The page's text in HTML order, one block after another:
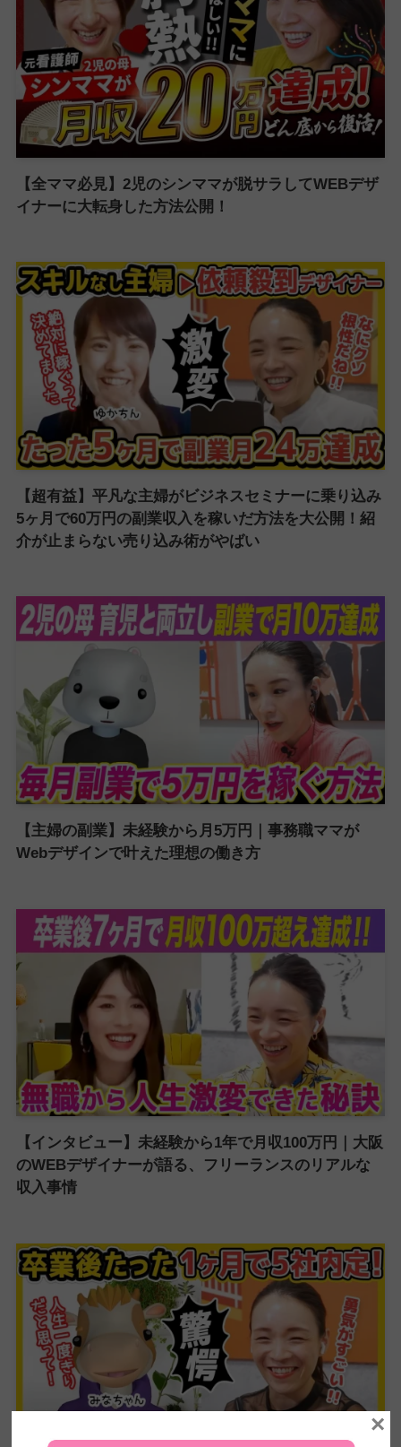
【全ママ必見】2児のシンママが脱サラしてWEBデザ
イナーに大転身した方法公開！
【超有益】平凡な主婦がビジネスセミナーに乗り込み
5ヶ月で60万円の副業収入を稼いだ方法を大公開！紹
介が止まらない売り込み術がやばい
【主婦の副業】未経験から月5万円｜事務職ママが
Webデザインで叶えた理想の働き方
【インタビュー】未経験から1年で月収100万円｜大阪
のWEBデザイナーが語る、フリーランスのリアルな
収入事情
×